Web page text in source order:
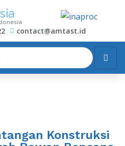
contact@amtast.id
Konstruksi